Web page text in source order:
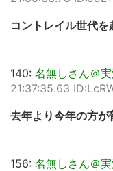
コントレイル世代
140: 名無しさん＠
21:37:35.63
去年より今年の方
156: 名無しさん＠